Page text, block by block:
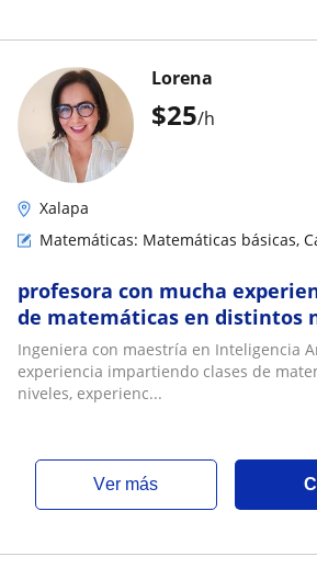
$25/h
Lorena
Xalapa
Matemáticas: Matemáticas básicas,
profesora con mucha
de matemáticas en distintos
Ingeniera con maestría en Inteligencia
experiencia impartiendo clases de
niveles, experienc...
ver más